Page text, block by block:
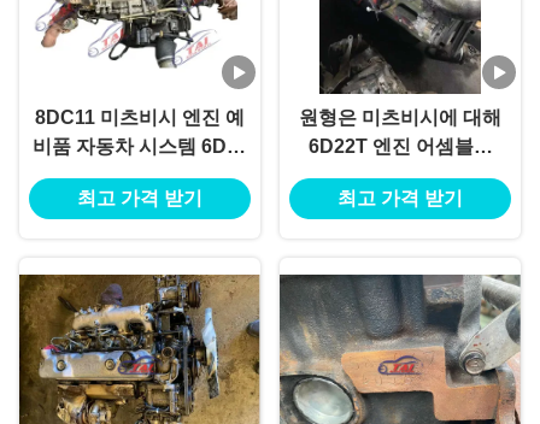
8DC11 미츠비시 엔진 예
비품 자동차 시스템 6D16
모델 TAI 일본
최고 가격 받기
원형은 미츠비시에 대해
6D22T 엔진 어셈블리
96KW 129HP 3800 Rpm
을 사용했습니다
최고 가격 받기